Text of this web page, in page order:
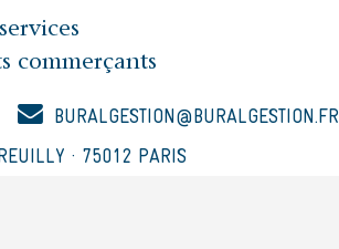
commerçants
BURALGESTION@BURALGESTION.FR
· 75012 PARIS